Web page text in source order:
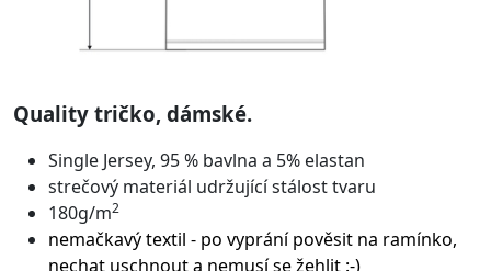
Quality tričko, dámské.
Single Jersey, 95 % bavlna a 5% elastan
strečový materiál udržující stálost tvaru
180g/m2
nemačkavý textil - po vyprání pověsit na ramínko,
nechat uschnout a nemusí se žehlit :-)